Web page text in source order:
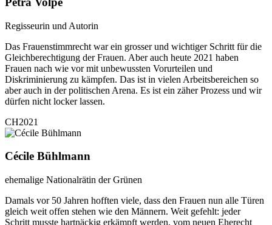
Regisseurin und Autorin
Das Frauenstimmrecht war ein grosser und wichtiger Schritt für die
Gleichberechtigung der Frauen. Aber auch heute 2021 haben
Frauen nach wie vor mit unbewussten Vorurteilen und
Diskriminierung zu kämpfen. Das ist in vielen Arbeitsbereichen so
aber auch in der politischen Arena. Es ist ein zäher Prozess und wir
dürfen nicht locker lassen.
CH2021
Cécile Bühlmann
ehemalige Nationalrätin der Grünen
Damals vor 50 Jahren hofften viele, dass den Frauen nun alle Türen
gleich weit offen stehen wie den Männern. Weit gefehlt: jeder
Schritt musste hartnäckig erkämpft werden, vom neuen Eherecht